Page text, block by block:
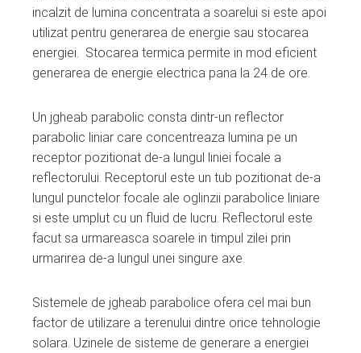
incalzit de lumina concentrata a soarelui si este apoi
utilizat pentru generarea de energie sau stocarea
energiei. Stocarea termica permite in mod eficient
generarea de energie electrica pana la 24 de ore.
Un jgheab parabolic consta dintr-un reflector
parabolic liniar care concentreaza lumina pe un
receptor pozitionat de-a lungul liniei focale a
reflectorului. Receptorul este un tub pozitionat de-a
lungul punctelor focale ale oglinzii parabolice liniare
si este umplut cu un fluid de lucru. Reflectorul este
facut sa urmareasca soarele in timpul zilei prin
urmarirea de-a lungul unei singure axe.
Sistemele de jgheab parabolice ofera cel mai bun
factor de utilizare a terenului dintre orice tehnologie
solara. Uzinele de sisteme de generare a energiei